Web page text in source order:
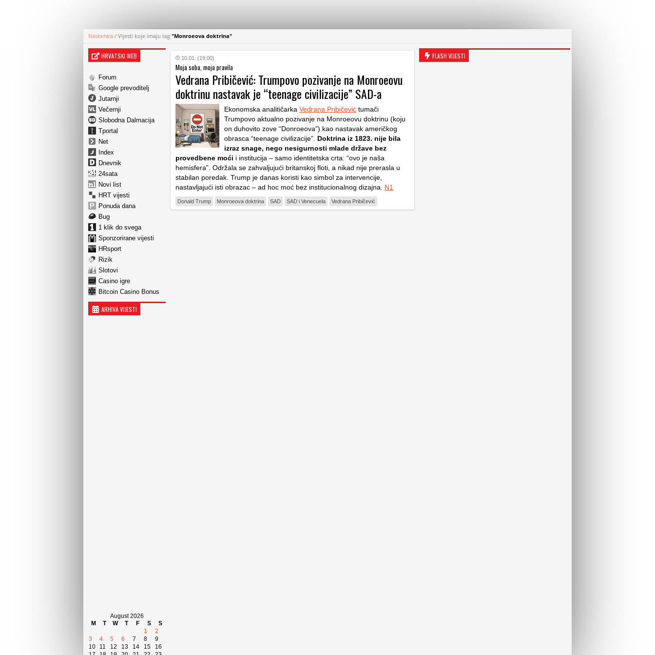
Naslovnica / Vijesti koje imaju tag "Monroeova doktrina"
HRVATSKI WEB
Forum
Google prevoditelj
Jutarnji
Večernji
Slobodna Dalmacija
Tportal
Net
Index
Dnevnik
24sata
Novi list
HRT vijesti
Ponuda dana
Bug
1 klik do svega
Sponzorirane vijesti
HRsport
Rizik
Slotovi
Casino igre
Bitcoin Casino Bonus
ARHIVA VIJESTI
August 2026
M
T W T F S
S
1
2
3
4 5 6 7 8
9
10
11 12 13 14 15
16
10.01. (19:00)
Moja soba, moja pravila
Vedrana Pribičević: Trumpovo pozivanje na Monroeovu
doktrinu nastavak je “teenage civilizacije” SAD-a
Ekonomska analitičarka Vedrana Pribičević tumači
Trumpovo aktualno pozivanje na Monroeovu doktrinu (koju
on duhovito zove “Donroeova”) kao nastavak američkog
obrasca “teenage civilizacije”. Doktrina iz 1823. nije bila
izraz snage, nego nesigurnosti mlade države bez
provedbene moći i institucija – samo identitetska crta: “ovo je naša
hemisfera”. Održala se zahvaljujući britanskoj floti, a nikad nije prerasla u
stabilan poredak. Trump je danas koristi kao simbol za intervencije,
nastavljajući isti obrazac – ad hoc moć bez institucionalnog dizajna. N1
Donald Trump Monroeova doktrina SAD SAD i Venecuela Vedrana Pribičević
FLASH VIJESTI